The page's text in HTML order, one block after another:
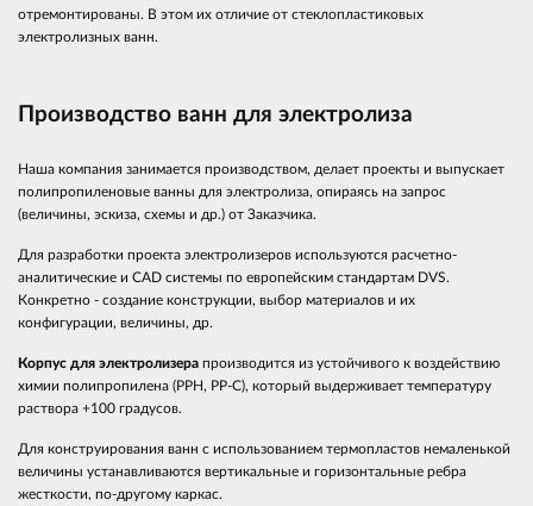
отремонтированы. В этом их отличие от стеклопластиковых
электролизных ванн.
Производство ванн для электролиза
Наша компания занимается производством, делает проекты и выпускает
полипропиленовые ванны для электролиза, опираясь на запрос
(величины, эскиза, схемы и др.) от Заказчика.
Для разработки проекта электролизеров используются расчетно-
аналитические и CAD системы по европейским стандартам DVS.
Конкретно - создание конструкции, выбор материалов и их
конфигурации, величины, др.
Корпус для электролизера производится из устойчивого к воздействию
химии полипропилена (PPH, PP-C), который выдерживает температуру
раствора +100 градусов.
Для конструирования ванн с использованием термопластов немаленькой
величины устанавливаются вертикальные и горизонтальные ребра
жесткости, по-другому каркас.